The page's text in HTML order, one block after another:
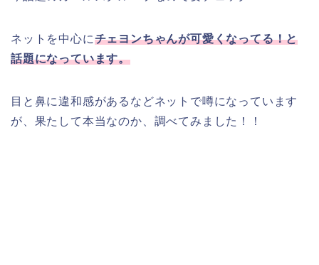
ネットを中心にチェヨンちゃんが可愛くなってる！と
話題になっています。
目と鼻に違和感があるなどネットで噂になっています
が、果たして本当なのか、調べてみました！！